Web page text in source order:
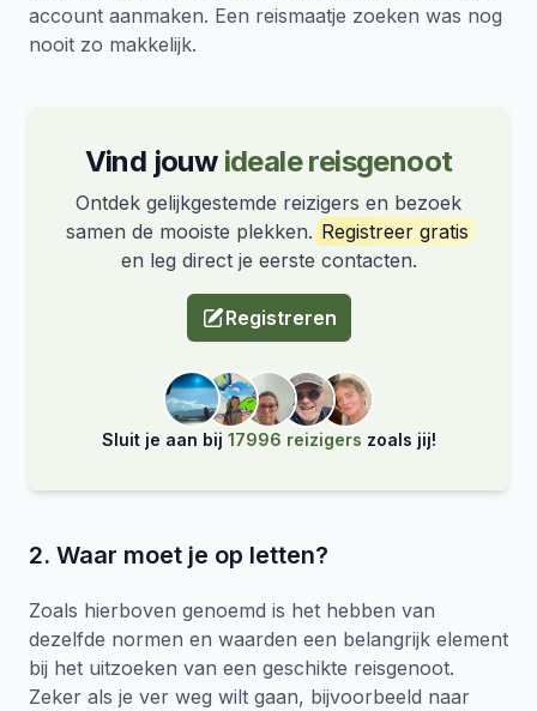
account aanmaken. Een reismaatje zoeken was nog
nooit zo makkelijk.
Vind jouw ideale reisgenoot
Ontdek gelijkgestemde reizigers en bezoek
samen de mooiste plekken. Registreer gratis
en leg direct je eerste contacten.
Registreren
Sluit je aan bij 17996 reizigers zoals jij!
2. Waar moet je op letten?
Zoals hierboven genoemd is het hebben van
dezelfde normen en waarden een belangrijk element
bij het uitzoeken van een geschikte reisgenoot.
Zeker als je ver weg wilt gaan, bijvoorbeeld naar